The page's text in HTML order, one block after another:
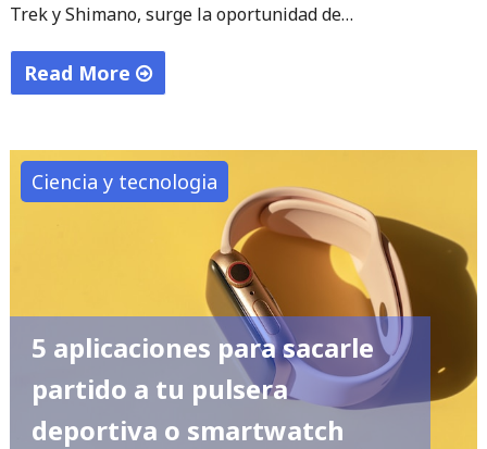
Trek y Shimano, surge la oportunidad de…
Read More
Increíble
Checkpoint
la
Colaboración
entre
Trek
Ciencia y tecnologia
5 aplicaciones para sacarle
partido a tu pulsera
deportiva o smartwatch